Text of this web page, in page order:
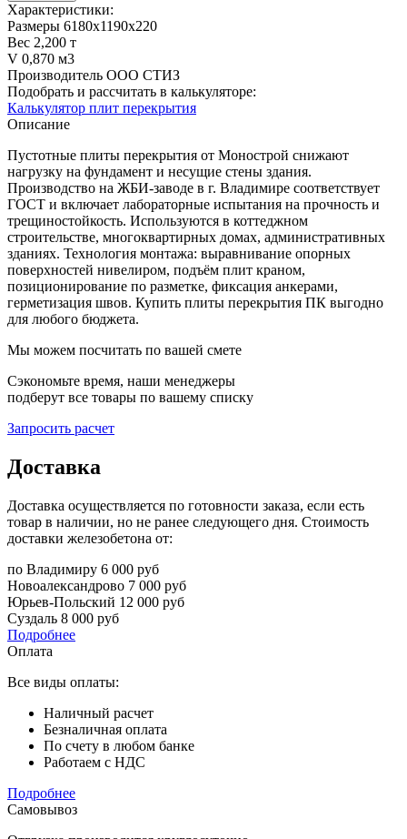
Характеристики:
Размеры 6180х1190х220
Вес 2,200 т
V 0,870 м3
Производитель ООО СТИЗ
Подобрать и рассчитать в калькуляторе:
Калькулятор плит перекрытия
Описание
Пустотные плиты перекрытия от Монострой снижают
нагрузку на фундамент и несущие стены здания.
Производство на ЖБИ‑заводе в г. Владимире соответствует
ГОСТ и включает лабораторные испытания на прочность и
трещиностойкость. Используются в коттеджном
строительстве, многоквартирных домах, административных
зданиях. Технология монтажа: выравнивание опорных
поверхностей нивелиром, подъём плит краном,
позиционирование по разметке, фиксация анкерами,
герметизация швов. Купить плиты перекрытия ПК выгодно
для любого бюджета.
Мы можем посчитать по вашей смете
Сэкономьте время, наши менеджеры
подберут все товары по вашему списку
Запросить расчет
Доставка
Доставка осуществляется по готовности заказа, если есть
товар в наличии, но не ранее следующего дня. Стоимость
доставки железобетона от:
по Владимиру 6 000 руб
Новоалександрово 7 000 руб
Юрьев-Польский 12 000 руб
Суздаль 8 000 руб
Подробнее
Оплата
Все виды оплаты:
Наличный расчет
Безналичная оплата
По счету в любом банке
Работаем с НДС
Подробнее
Самовывоз